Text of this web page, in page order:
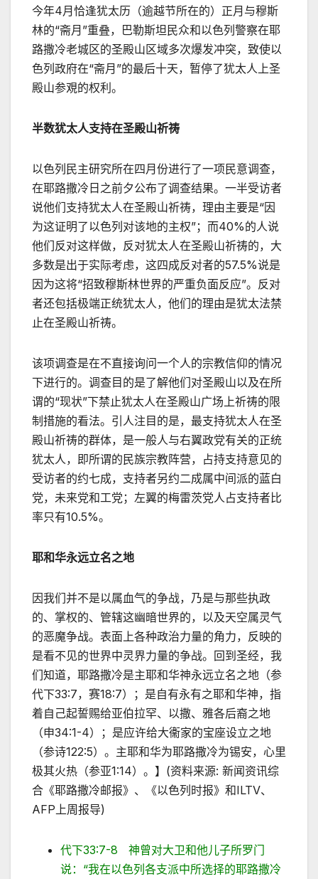
今年4月恰逢犹太历（逾越节所在的）正月与穆斯
林的“斋月”重叠，巴勒斯坦民众和以色列警察在耶
路撒冷老城区的圣殿山区域多次爆发冲突，致使以
色列政府在“斋月”的最后十天，暂停了犹太人上圣
殿山参覌的权利。
半数犹太人支持在圣殿山祈祷
以色列民主研究所在四月份进行了一项民意调查，
在耶路撒冷日之前夕公布了调查结果。一半受访者
说他们支持犹太人在圣殿山祈祷，理由主要是“因
为这证明了以色列对该地的主权”；而40%的人说
他们反对这样做，反对犹太人在圣殿山祈祷的，大
多数是出于实际考虑，这四成反对者的57.5%说是
因为这将“招致穆斯林世界的严重负面反应”。反对
者还包括极端正统犹太人，他们的理由是犹太法禁
止在圣殿山祈祷。
该项调查是在不直接询问一个人的宗教信仰的情况
下进行的。调查目的是了解他们对圣殿山以及在所
谓的“现状”下禁止犹太人在圣殿山广场上祈祷的限
制措施的看法。引人注目的是，最支持犹太人在圣
殿山祈祷的群体，是一般人与右翼政党有关的正统
犹太人，即所谓的民族宗教阵营，占持支持意见的
受访者的约七成，支持者另约二成属中间派的蓝白
党，未来党和工党；左翼的梅雷茨党人占支持者比
率只有10.5%。
耶和华永远立名之地
因我们并不是以属血气的争战，乃是与那些执政
的、掌权的、管辖这幽暗世界的，以及天空属灵气
的恶魔争战。表面上各种政治力量的角力，反映的
是看不见的世界中灵界力量的争战。回到圣经，我
们知道，耶路撒冷是主耶和华神永远立名之地（参
代下33:7，赛18:7）；是自有永有之耶和华神，指
着自己起誓赐给亚伯拉罕、以撒、雅各后裔之地
（申34:1-4）；是应许给大衞家的宝座设立之地
（参诗122:5）。主耶和华为耶路撒冷为锡安，心里
极其火热（参亚1:14）。】(资料来源: 新闻资讯综
合《耶路撒冷邮报》、《以色列时报》和ILTV、
AFP上周报导)
代下33:7-8 神曾对大卫和他儿子所罗门
说：“我在以色列各支派中所选择的耶路撒冷